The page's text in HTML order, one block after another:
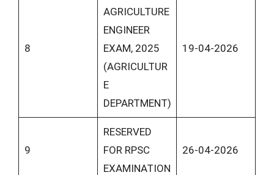
8
AGRICULTURE
ENGINEER
EXAM, 2025
(AGRICULTUR
E
DEPARTMENT)
19-04-2026
9
RESERVED
FOR RPSC
EXAMINATION
26-04-2026